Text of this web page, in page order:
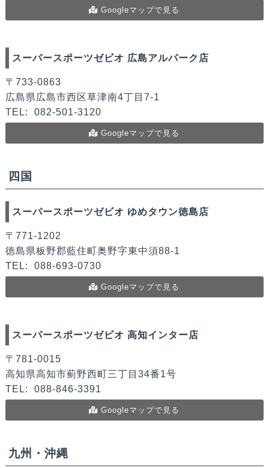
Googleマップで見る
スーパースポーツゼビオ 広島アルパーク店
〒733-0863
広島県広島市西区草津南4丁目7-1
TEL:
082-501-3120
Googleマップで見る
四国
スーパースポーツゼビオ ゆめタウン徳島店
〒771-1202
徳島県板野郡藍住町奥野字東中須88-1
TEL:
088-693-0730
Googleマップで見る
スーパースポーツゼビオ 高知インター店
〒781-0015
高知県高知市薊野西町三丁目34番1号
TEL:
088-846-3391
Googleマップで見る
九州・沖縄